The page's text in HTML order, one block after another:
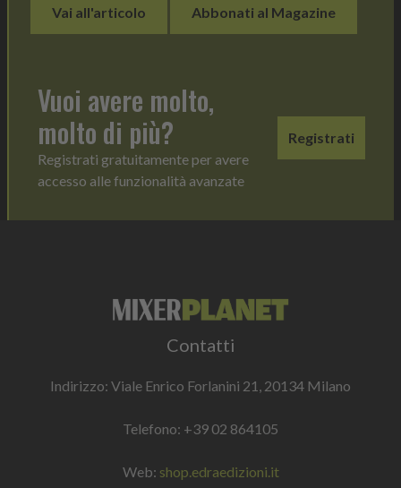
Vai all'articolo Abbonati al Magazine
Vuoi avere molto,
molto di più?
Registrati gratuitamente per avere
accesso alle funzionalità avanzate
Registrati
Contatti
Indirizzo: Viale Enrico Forlanini 21, 20134 Milano
Telefono: +39 02 864105
Web: shop.edraedizioni.it